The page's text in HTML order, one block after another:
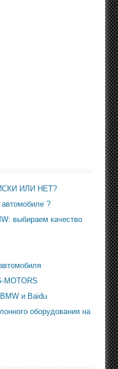
ИЛИ НЕТ?
?
выбираем качество
MOTORS
и Baidu
оборудования на